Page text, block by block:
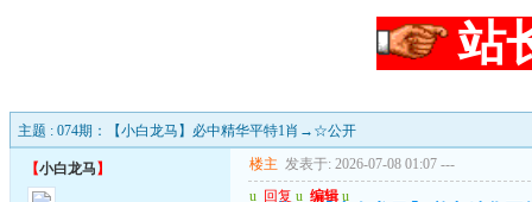
站
主题 : 074期：【小白龙马】必中精华平特1肖→☆公开
【小白龙马 】 楼主 发表于: 2026-07-08 01:07 ---
u 回复 u 编辑 u